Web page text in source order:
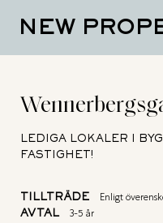
NEW
LEDIGA LOKALER I
FASTIGHET!
TILLTRÄDE Enligt
AVTAL 3-5 år